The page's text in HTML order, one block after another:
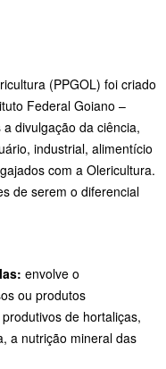
(PPGOL) foi criado
Federal Goiano –
divulgação da ciência,
industrial, alimentício
com a Olericultura.
de serem o diferencial
envolve o
ou produtos
de hortaliças,
a nutrição mineral das